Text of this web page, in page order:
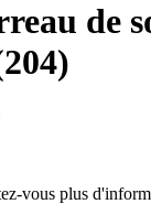
de
vous plus